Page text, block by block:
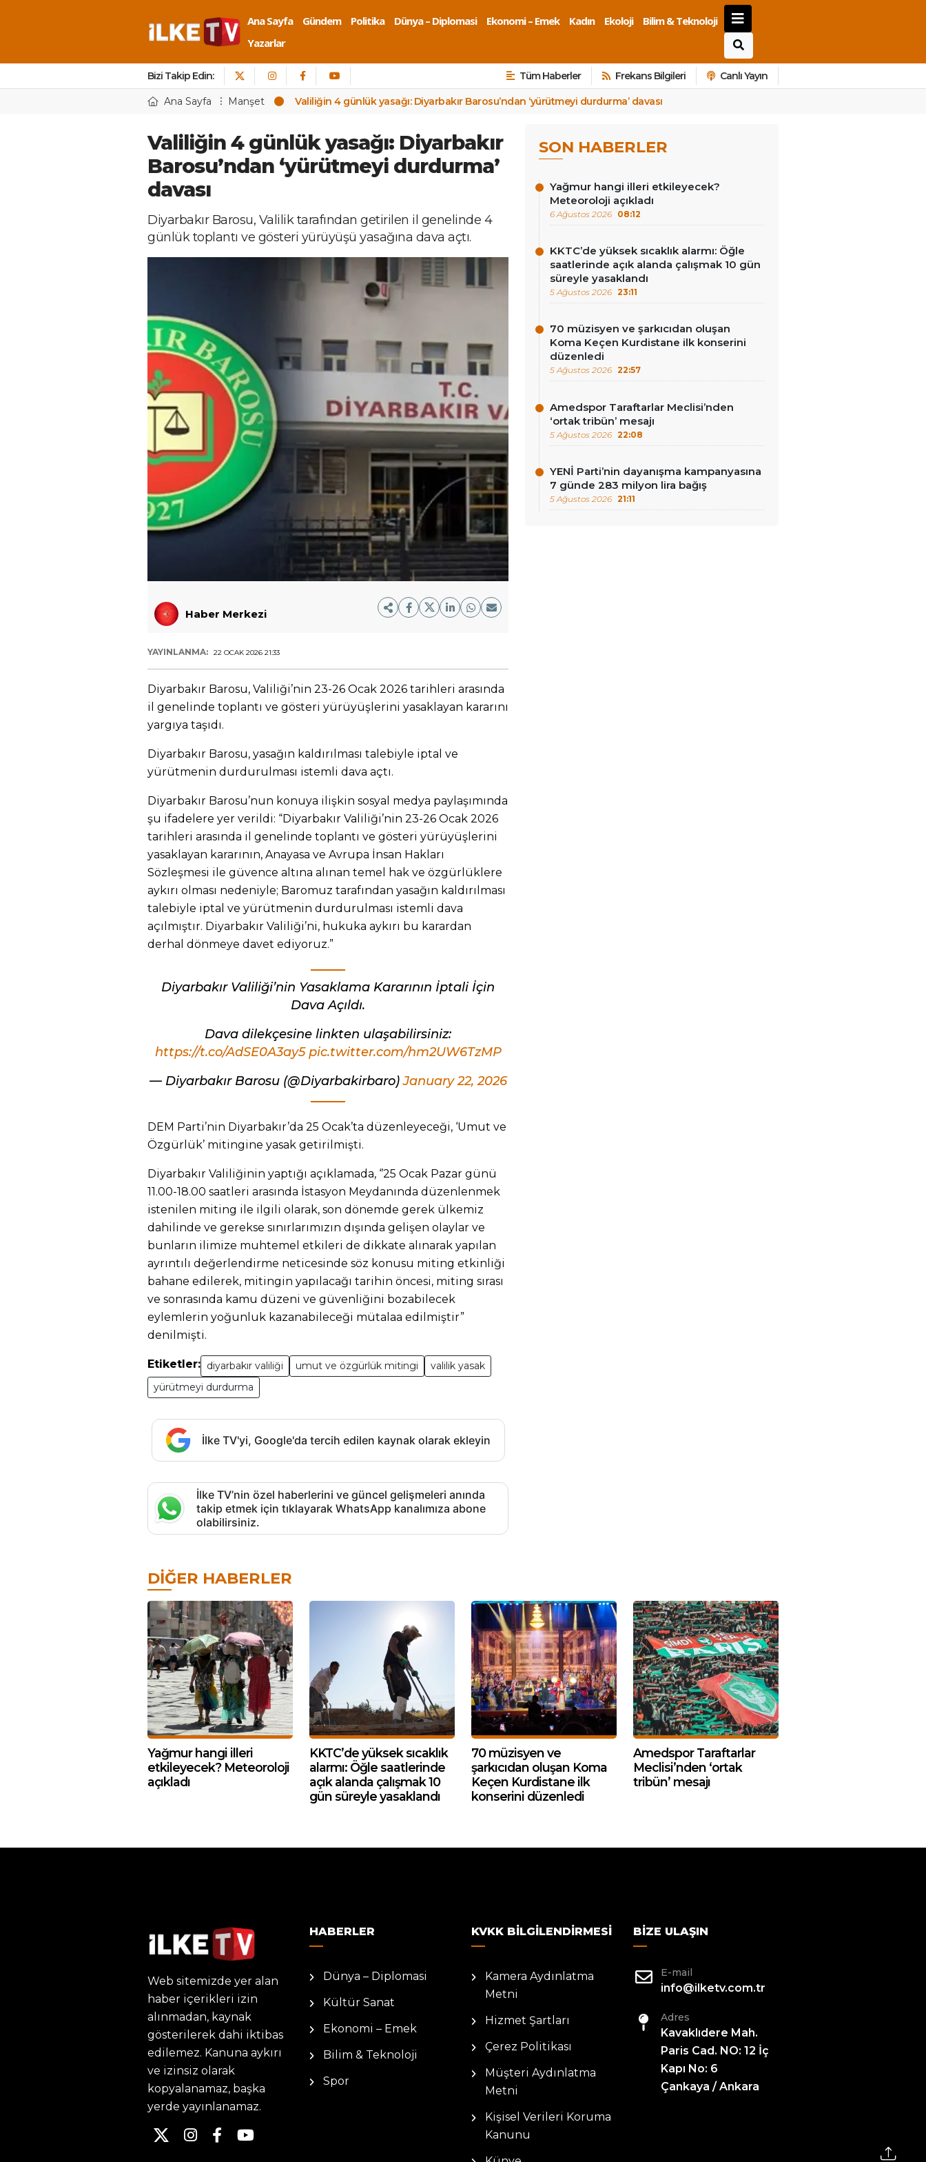
Ana Sayfa Gündem Politika Dünya – Diplomasi Ekonomi – Emek Kadın Ekoloji
Bilim & Teknoloji
Yazarlar
Bizi Takip Edin: Tüm Haberler Frekans Bilgileri Canlı Yayın
Ana Sayfa Manşet Valiliğin 4 günlük yasağı: Diyarbakır Barosu’ndan ‘yürütmeyi durdurma’ davası
Valiliğin 4 günlük yasağı: Diyarbakır
Barosu’ndan ‘yürütmeyi durdurma’
davası
Diyarbakır Barosu, Valilik tarafından getirilen il genelinde 4
günlük toplantı ve gösteri yürüyüşü yasağına dava açtı.
Haber Merkezi
YAYINLANMA: 22 OCAK 2026 21:33
Diyarbakır Barosu, Valiliği’nin 23-26 Ocak 2026 tarihleri arasında
il genelinde toplantı ve gösteri yürüyüşlerini yasaklayan kararını
yargıya taşıdı.
Diyarbakır Barosu, yasağın kaldırılması talebiyle iptal ve
yürütmenin durdurulması istemli dava açtı.
Diyarbakır Barosu’nun konuya ilişkin sosyal medya paylaşımında
şu ifadelere yer verildi: “Diyarbakır Valiliği’nin 23-26 Ocak 2026
tarihleri arasında il genelinde toplantı ve gösteri yürüyüşlerini
yasaklayan kararının, Anayasa ve Avrupa İnsan Hakları
Sözleşmesi ile güvence altına alınan temel hak ve özgürlüklere
aykırı olması nedeniyle; Baromuz tarafından yasağın kaldırılması
talebiyle iptal ve yürütmenin durdurulması istemli dava
açılmıştır. Diyarbakır Valiliği’ni, hukuka aykırı bu karardan
derhal dönmeye davet ediyoruz.”
Diyarbakır Valiliği’nin Yasaklama Kararının İptali İçin
Dava Açıldı.
Dava dilekçesine linkten ulaşabilirsiniz:
https://t.co/AdSE0A3ay5 pic.twitter.com/hm2UW6TzMP
— Diyarbakır Barosu (@Diyarbakirbaro)January 22, 2026
DEM Parti’nin Diyarbakır’da 25 Ocak’ta düzenleyeceği, ‘Umut ve
Özgürlük’ mitingine yasak getirilmişti.
Diyarbakır Valiliğinin yaptığı açıklamada, ‘’25 Ocak Pazar günü
11.00-18.00 saatleri arasında İstasyon Meydanında düzenlenmek
istenilen miting ile ilgili olarak, son dönemde gerek ülkemiz
dahilinde ve gerekse sınırlarımızın dışında gelişen olaylar ve
bunların ilimize muhtemel etkileri de dikkate alınarak yapılan
ayrıntılı değerlendirme neticesinde söz konusu miting etkinliği
bahane edilerek, mitingin yapılacağı tarihin öncesi, miting sırası
ve sonrasında kamu düzeni ve güvenliğini bozabilecek
eylemlerin yoğunluk kazanabileceği mütalaa edilmiştir”
denilmişti.
Etiketler: diyarbakır valiliği umut ve özgürlük mitingi
valilik yasak
yürütmeyi durdurma
İlke TV'yi, Google'da tercih edilen kaynak olarak ekleyin
İlke TV’nin özel haberlerini ve güncel gelişmeleri anında
takip etmek için tıklayarak WhatsApp kanalımıza abone
olabilirsiniz.
SON HABERLER
Yağmur hangi illeri etkileyecek?
Meteoroloji açıkladı
6 Ağustos 2026 08:12
KKTC’de yüksek sıcaklık alarmı: Öğle
saatlerinde açık alanda çalışmak 10 gün
süreyle yasaklandı
5 Ağustos 2026 23:11
70 müzisyen ve şarkıcıdan oluşan
Koma Keçen Kurdistane ilk konserini
düzenledi
5 Ağustos 2026 22:57
Amedspor Taraftarlar Meclisi’nden
‘ortak tribün’ mesajı
5 Ağustos 2026 22:08
YENİ Parti’nin dayanışma kampanyasına
7 günde 283 milyon lira bağış
5 Ağustos 2026 21:11
DIĞER HABERLER
Yağmur hangi illeri
etkileyecek? Meteoroloji
açıkladı
KKTC’de yüksek sıcaklık
alarmı: Öğle saatlerinde
açık alanda çalışmak 10
gün süreyle yasaklandı
70 müzisyen ve
şarkıcıdan oluşan Koma
Keçen Kurdistane ilk
konserini düzenledi
Amedspor Taraftarlar
Meclisi’nden ‘ortak
tribün’ mesajı
Web sitemizde yer alan
haber içerikleri izin
alınmadan, kaynak
gösterilerek dahi iktibas
edilemez. Kanuna aykırı
ve izinsiz olarak
kopyalanamaz, başka
yerde yayınlanamaz.
HABERLER
Dünya – Diplomasi
Kültür Sanat
Ekonomi – Emek
Bilim & Teknoloji
Spor
KVKK BILGILENDIRMESI
Kamera Aydınlatma
Metni
Hizmet Şartları
Çerez Politikası
Müşteri Aydınlatma
Metni
Kişisel Verileri Koruma
Kanunu
BIZE ULAŞIN
E-mail
info@ilketv.com.tr
Adres
Kavaklıdere Mah.
Paris Cad. NO: 12 İç
Kapı No: 6
Çankaya / Ankara